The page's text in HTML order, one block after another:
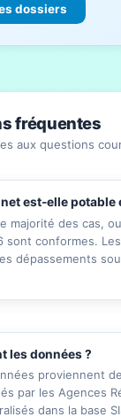
dossiers
fréquentes
aux questions
est-elle potable
majorité des cas,
sont conformes.
dépassements
les données ?
proviennent
par les Agences
dans la base